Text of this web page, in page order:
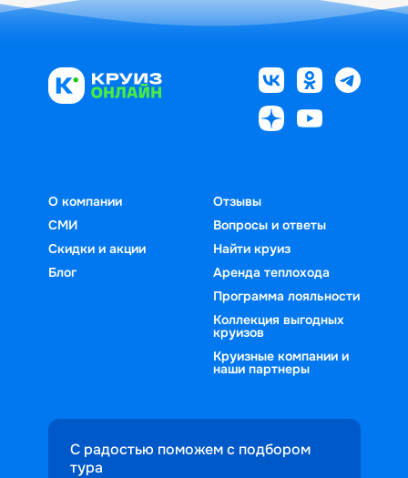
О компании
СМИ
Скидки и акции
Блог
Отзывы
Вопросы и ответы
Найти круиз
Аренда теплохода
Программа лояльности
Коллекция выгодных
круизов
Круизные компании и
наши партнеры
С радостью поможем с подбором
тура